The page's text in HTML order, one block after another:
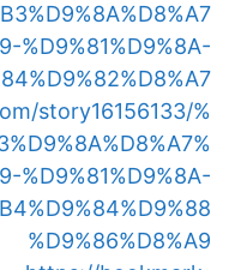
%D9%81%D9%8A-
story16156133/%
%D9%81%D9%8A-
%D9%86%D8%A9